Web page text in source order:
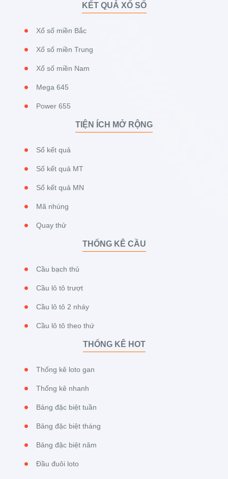
KẾT QUẢ XỔ SỐ
Xổ số miền Bắc
Xổ số miền Trung
Xổ số miền Nam
Mega 645
Power 655
TIỆN ÍCH MỞ RỘNG
Sổ kết quả
Sổ kết quả MT
Sổ kết quả MN
Mã nhúng
Quay thử
THỐNG KÊ CẦU
Cầu bạch thủ
Cầu lô tô trượt
Cầu lô tô 2 nháy
Cầu lô tô theo thứ
THỐNG KÊ HOT
Thống kê loto gan
Thống kê nhanh
Bảng đặc biệt tuần
Bảng đặc biệt tháng
Bảng đặc biệt năm
Đầu đuôi loto